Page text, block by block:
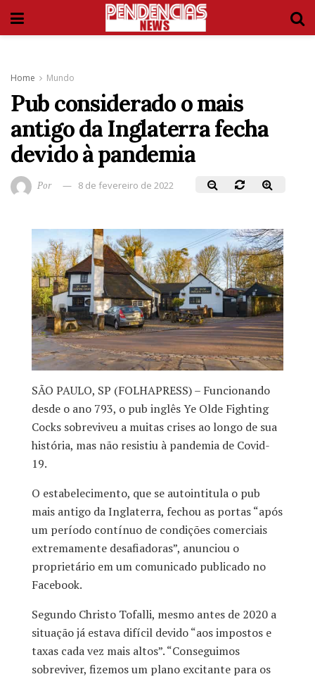
Home Mundo
Pub considerado o mais
antigo da Inglaterra fecha
devido à pandemia
Por 8 de fevereiro de 2022
SÃO PAULO, SP (FOLHAPRESS) – Funcionando
desde o ano 793, o pub inglês Ye Olde Fighting
Cocks sobreviveu a muitas crises ao longo de sua
história, mas não resistiu à pandemia de Covid-
19.
O estabelecimento, que se autointitula o pub
mais antigo da Inglaterra, fechou as portas “após
um período contínuo de condições comerciais
extremamente desafiadoras”, anunciou o
proprietário em um comunicado publicado no
Facebook.
Segundo Christo Tofalli, mesmo antes de 2020 a
situação já estava difícil devido “aos impostos e
taxas cada vez mais altos”. “Conseguimos
sobreviver, fizemos um plano excitante para os